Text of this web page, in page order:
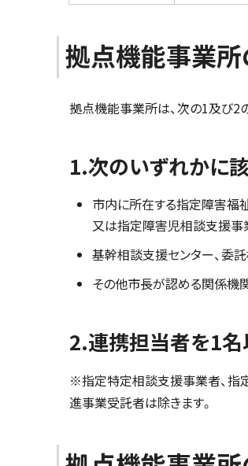
拠点機能事業
拠点機能事業所は、次の1及び2
1.次のいずれかに
市内に所在する指定障害福
又は指定障害児相談支援事
基幹相談支援センター、委
その他市長が認める関係機
2.連携担当者を1
※指定特定相談支援事業者、指
進事業受託者は除きます。